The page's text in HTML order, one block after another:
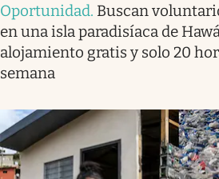
Oportunidad. Buscan
en una isla paradisíaca de
alojamiento gratis y solo 20
semana